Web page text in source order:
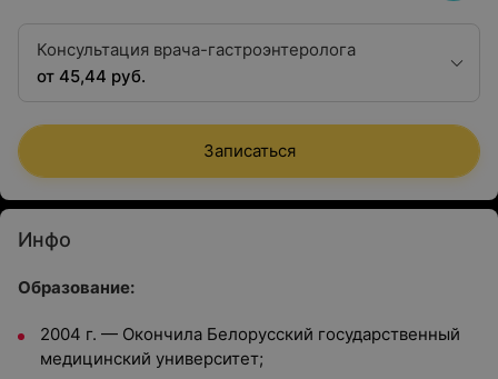
Консультация врача-гастроэнтеролога
от 45,44 руб.
Записаться
Инфо
Образование:
2004 г. — Окончила Белорусский государственный
медицинский университет;